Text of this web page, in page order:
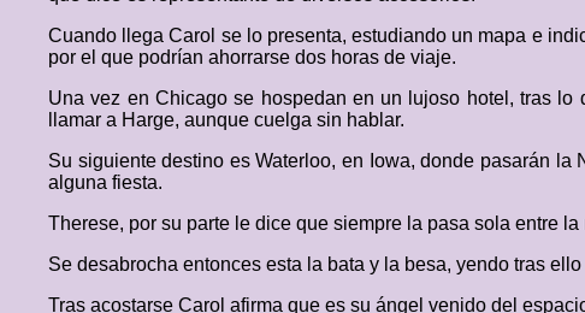
Cuando llega Carol se lo presenta, estudiando un mapa e
por el que podrían ahorrarse dos horas de viaje.
Una vez en Chicago se hospedan en un lujoso hotel, tras
llamar a Harge, aunque cuelga sin hablar.
Su siguiente destino es Waterloo, en Iowa, donde pasarán
alguna fiesta.
Therese, por su parte le dice que siempre la pasa sola entre
Se desabrocha entonces esta la bata y la besa, yendo tras
Tras acostarse Carol afirma que es su ángel venido del